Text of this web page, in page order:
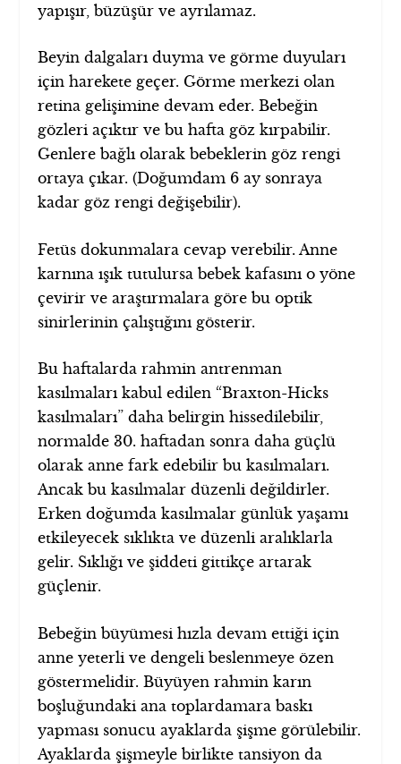
yapışır, büzüşür ve ayrılamaz.
Beyin dalgaları duyma ve görme duyuları
için harekete geçer. Görme merkezi olan
retina gelişimine devam eder. Bebeğin
gözleri açıktır ve bu hafta göz kırpabilir.
Genlere bağlı olarak bebeklerin göz rengi
ortaya çıkar. (Doğumdam 6 ay sonraya
kadar göz rengi değişebilir).
Fetüs dokunmalara cevap verebilir. Anne
karnına ışık tutulursa bebek kafasını o yöne
çevirir ve araştırmalara göre bu optik
sinirlerinin çalıştığını gösterir.
Bu haftalarda rahmin antrenman
kasılmaları kabul edilen “Braxton-Hicks
kasılmaları” daha belirgin hissedilebilir,
normalde 30. haftadan sonra daha güçlü
olarak anne fark edebilir bu kasılmaları.
Ancak bu kasılmalar düzenli değildirler.
Erken doğumda kasılmalar günlük yaşamı
etkileyecek sıklıkta ve düzenli aralıklarla
gelir. Sıklığı ve şiddeti gittikçe artarak
güçlenir.
Bebeğin büyümesi hızla devam ettiği için
anne yeterli ve dengeli beslenmeye özen
göstermelidir. Büyüyen rahmin karın
boşluğundaki ana toplardamara baskı
yapması sonucu ayaklarda şişme görülebilir.
Ayaklarda şişmeyle birlikte tansiyon da